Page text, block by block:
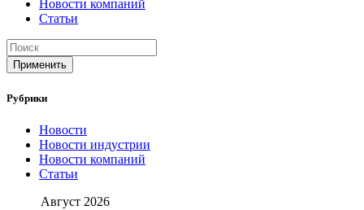
Новости компаний
Статьи
Применить
Рубрики
Новости
Новости индустрии
Новости компаний
Статьи
Август 2026